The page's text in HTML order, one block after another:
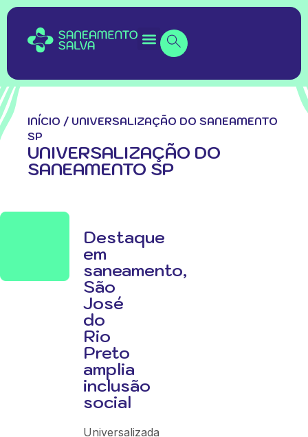
INÍCIO / UNIVERSALIZAÇÃO DO SANEAMENTO
SP
UNIVERSALIZAÇÃO DO
SANEAMENTO SP
Destaque
em
saneamento,
São
José
do
Rio
Preto
amplia
inclusão
social
Universalizada